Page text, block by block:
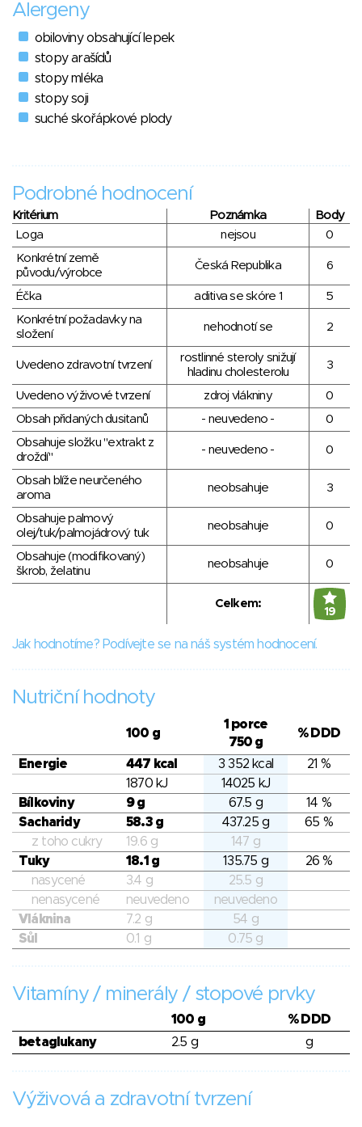
Alergeny
obiloviny obsahující lepek
stopy arašídů
stopy mléka
stopy soji
suché skořápkové plody
Podrobné hodnocení
Kritérium Poznámka
Body
Loga
nejsou
0
Konkrétní země
původu/výrobce
Česká Republika 6
Éčka aditiva se skóre 1
5
Konkrétní požadavky na
složení
nehodnotí se 2
Uvedeno zdravotní tvrzení
rostlinné steroly snižují
hladinu cholesterolu
3
Uvedeno výživové tvrzení zdroj vlákniny
0
Obsah přidaných dusitanů
- neuvedeno -
0
Obsahuje složku "extrakt z
droždí"
- neuvedeno - 0
Obsah blíže neurčeného
aroma
neobsahuje 3
Obsahuje palmový
olej/tuk/palmojádrový tuk
neobsahuje 0
Obsahuje (modifikovaný)
škrob, želatinu
neobsahuje 0
Celkem:
19
Jak hodnotíme? Podívejte se na náš systém hodnocení.
Nutriční hodnoty
100 g
1 porce
750 g
% DDD
Energie 447 kcal 3 352 kcal
21 %
1870 kJ
14025 kJ
Bílkoviny
9 g 67.5 g
14 %
Sacharidy
58.3 g 437.25 g
65 %
z toho cukry
19.6 g
147 g
Tuky
18.1 g 135.75 g
26 %
nasycené
3.4 g
25.5 g
nenasycené
neuvedeno
neuvedeno
Vláknina
7.2 g
54 g
Sůl
0.1 g 0.75 g
Vitamíny / minerály / stopové prvky
100 g
% DDD
betaglukany
2.5 g g
Výživová a zdravotní tvrzení